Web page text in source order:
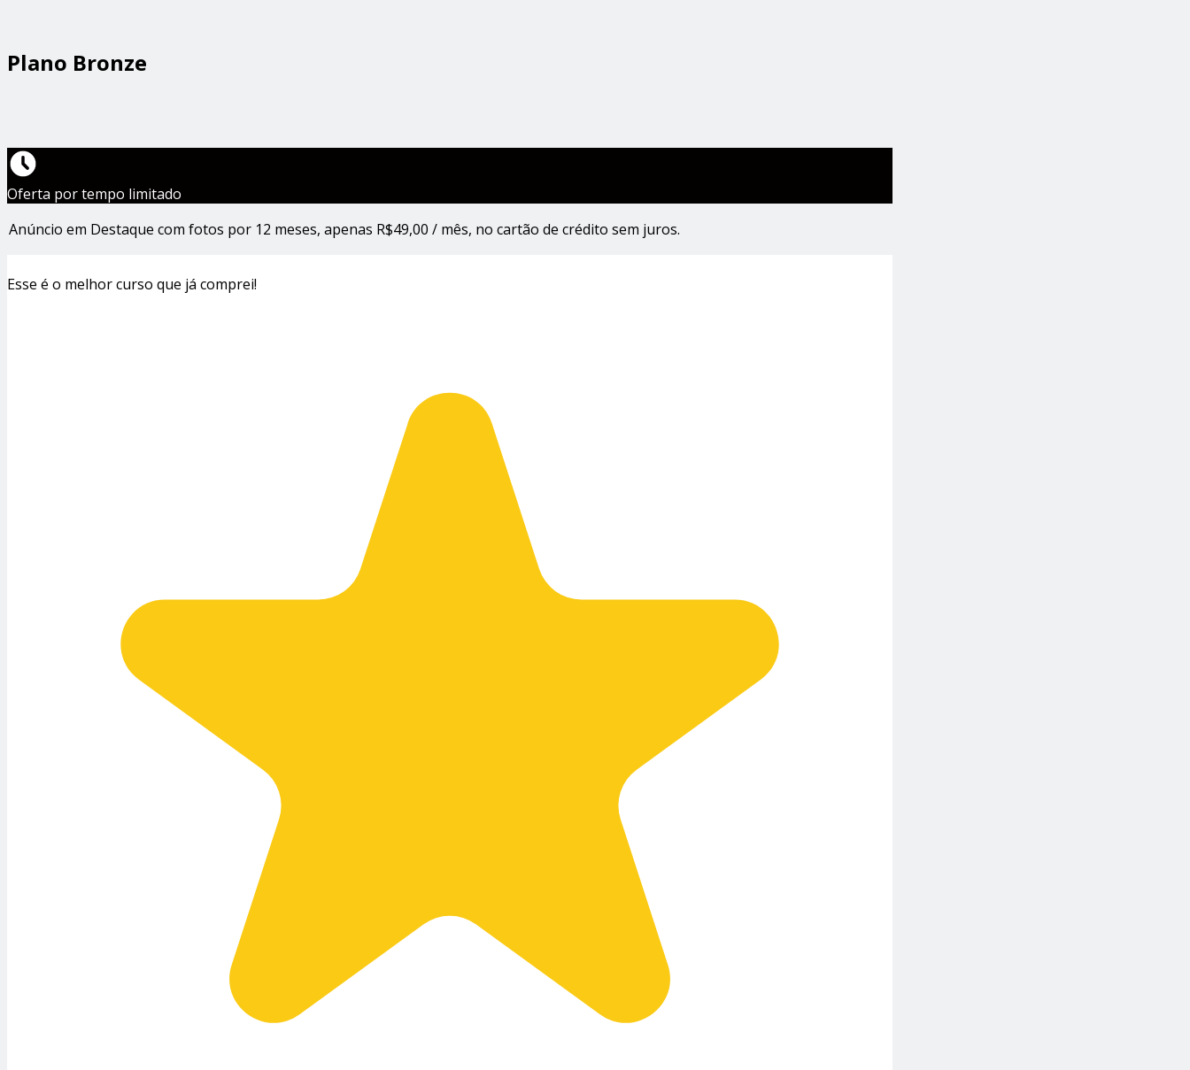
Plano Bronze
Oferta por tempo limitado
Anúncio em Destaque com fotos por 12 meses, apenas R$49,00 / mês, no cartão de crédito sem juros.
Esse é o melhor curso que já comprei!